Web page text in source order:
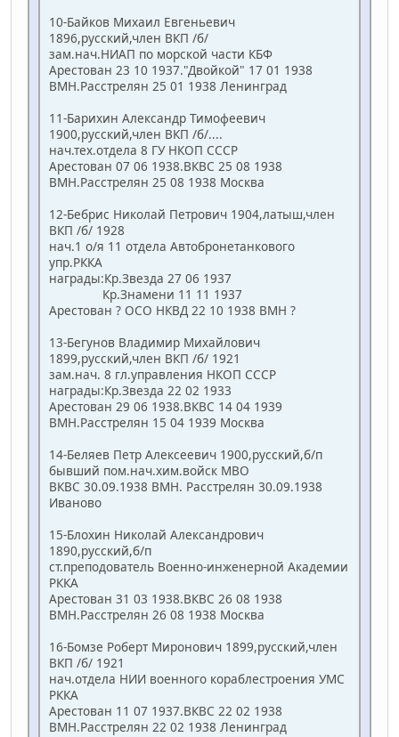
10-Байков Михаил Евгеньевич
1896,русский,член ВКП /б/
зам.нач.НИАП по морской части КБФ
Арестован 23 10 1937."Двойкой" 17 01 1938
ВМН.Расстрелян 25 01 1938 Ленинград
11-Барихин Александр Тимофеевич
1900,русский,член ВКП /б/....
нач.тех.отдела 8 ГУ НКОП СССР
Арестован 07 06 1938.ВКВС 25 08 1938
ВМН.Расстрелян 25 08 1938 Москва
12-Бебрис Николай Петрович 1904,латыш,член
ВКП /б/ 1928
нач.1 о/я 11 отдела Автобронетанкового
упр.РККА
награды:Кр.Звезда 27 06 1937
Кр.Знамени 11 11 1937
Арестован ? ОСО НКВД 22 10 1938 ВМН ?
13-Бегунов Владимир Михайлович
1899,русский,член ВКП /б/ 1921
зам.нач. 8 гл.управления НКОП СССР
награды:Кр.Звезда 22 02 1933
Арестован 29 06 1938.ВКВС 14 04 1939
ВМН.Расстрелян 15 04 1939 Москва
14-Беляев Петр Алексеевич 1900,русский,б/п
бывший пом.нач.хим.войск МВО
ВКВС 30.09.1938 ВМН. Расстрелян 30.09.1938
Иваново
15-Блохин Николай Александрович
1890,русский,б/п
ст.преподователь Военно-инженерной Академии
РККА
Арестован 31 03 1938.ВКВС 26 08 1938
ВМН.Расстрелян 26 08 1938 Москва
16-Бомзе Роберт Миронович 1899,русский,член
ВКП /б/ 1921
нач.отдела НИИ военного кораблестроения УМС
РККА
Арестован 11 07 1937.ВКВС 22 02 1938
ВМН.Расстрелян 22 02 1938 Ленинград